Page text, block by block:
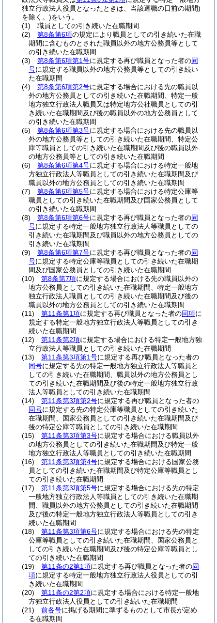
独立行政法人役員となったときは、当該退職の日前の期間)
を除く。)をいう。
(1)
職員としての引き続いた在職期間
(2)
第8条第6項の規定により職員としての引き続いた在職
期間に含むものとされた職員以外の地方公務員等として
の引き続いた在職期間
(3)
第8条第6項第1号に規定する再び職員となった者の同
号に規定する職員以外の地方公務員等としての引き続い
た在職期間
(4)
第8条第6項第2号に規定する場合における先の職員以
外の地方公務員としての引き続いた在職期間、特定一般
地方独立行政法人職員又は特定地方公社職員としての引
き続いた在職期間及び後の職員以外の地方公務員として
の引き続いた在職期間
(5)
第8条第6項第3号に規定する場合における先の職員以
外の地方公務員等としての引き続いた在職期間、特定公
庫等職員としての引き続いた在職期間及び後の職員以外
の地方公務員等としての引き続いた在職期間
(6)
第8条第6項第4号に規定する場合における特定一般地
方独立行政法人等職員としての引き続いた在職期間及び
職員以外の地方公務員としての引き続いた在職期間
(7)
第8条第6項第5号に規定する場合における特定公庫等
職員としての引き続いた在職期間及び国家公務員として
の引き続いた在職期間
(8)
第8条第6項第6号に規定する再び職員となった者の同
号に規定する特定一般地方独立行政法人等職員としての
引き続いた在職期間及び職員以外の地方公務員としての
引き続いた在職期間
(9)
第8条第6項第7号に規定する再び職員となった者の同
号に規定する特定公庫等職員としての引き続いた在職期
間及び国家公務員としての引き続いた在職期間
(10)
第8条第7項に規定する場合における先の職員以外の
地方公務員としての引き続いた在職期間、特定一般地方
独立行政法人職員としての引き続いた在職期間及び後の
職員以外の地方公務員としての引き続いた在職期間
(11)
第11条第1項に規定する再び職員となった者の同項に
規定する特定一般地方独立行政法人等職員としての引き
続いた在職期間
(12)
第11条第2項に規定する場合における特定一般地方独
立行政法人等職員としての引き続いた在職期間
(13)
第11条第3項第1号に規定する再び職員となった者の
同号に規定する先の特定一般地方独立行政法人等職員と
しての引き続いた在職期間、職員以外の地方公務員とし
ての引き続いた在職期間及び後の特定一般地方独立行政
法人等職員としての引き続いた在職期間
(14)
第11条第3項第2号に規定する再び職員となった者の
同号に規定する先の特定公庫等職員としての引き続いた
在職期間、国家公務員としての引き続いた在職期間及び
後の特定公庫等職員としての引き続いた在職期間
(15)
第11条第3項第3号に規定する場合における職員以外
の地方公務員としての引き続いた在職期間及び特定一般
地方独立行政法人等職員としての引き続いた在職期間
(16)
第11条第3項第4号に規定する場合における国家公務
員としての引き続いた在職期間及び特定公庫等職員とし
ての引き続いた在職期間
(17)
第11条第3項第5号に規定する場合における先の特定
一般地方独立行政法人等職員としての引き続いた在職期
間、職員以外の地方公務員としての引き続いた在職期間
及び後の特定一般地方独立行政法人等職員としての引き
続いた在職期間
(18)
第11条第3項第6号に規定する場合における先の特定
公庫等職員としての引き続いた在職期間、国家公務員と
しての引き続いた在職期間及び後の特定公庫等職員とし
ての引き続いた在職期間
(19)
第11条の2第1項に規定する再び職員となった者の同
項に規定する特定一般地方独立行政法人役員としての引
き続いた在職期間
(20)
第11条の2第2項に規定する場合における特定一般地
方独立行政法人役員としての引き続いた在職期間
(21)
前各号に掲げる期間に準ずるものとして市長が定め
る在職期間